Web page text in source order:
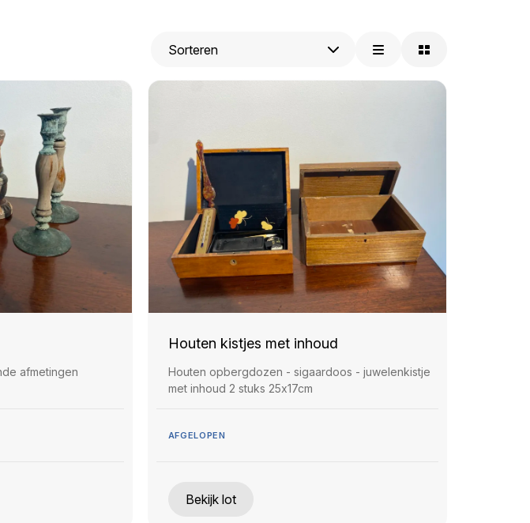
afmetingen
Houten kistjes met inhoud
Houten opbergdozen - sigaardoos - juwelenkistje
met inhoud 2 stuks 25x17cm
AFGELOPEN
Bekijk lot